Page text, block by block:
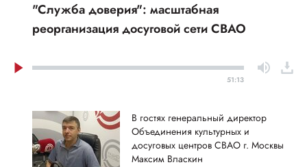
"Служба доверия": масштабная
реорганизация досуговой сети СВАО
51:13
В гостях генеральный директор
Объединения культурных и
досуговых центров СВАО г. Москвы
Максим Власкин